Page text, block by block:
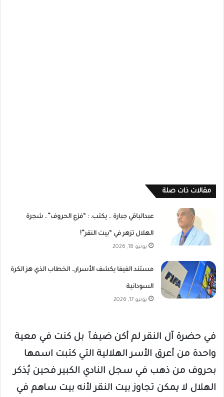
مقالات ذات صلة
عبدالباقي جبارة .. يكتب. : “فزع الحروف”.. شجرة
الهلال تزهر في “بيت النقر”!
يونيو 18, 2026
مستند الفيفا يكشف الأسرار… الخطاب الذي هز الكرة
السودانية
يونيو 17, 2026
في حضرة آل النقر لم أكن ضيفٱ بل كنت في معية
واحدة من أعرق الأسر الهلالية التي كتبت اسمها
بحروف من ذهب في سجل النادي الكبير فحين يُذكر
الهلال لا يمكن تجاوز بيت النقر لأنه بيت ساهم في